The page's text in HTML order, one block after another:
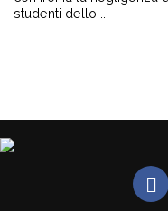
studenti dello ...